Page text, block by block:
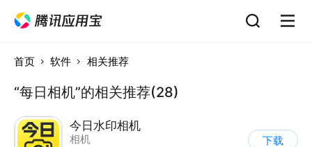
首页 软件 相关推荐
“每日相机”的相关推荐(28)
今日水印相机
相机
下载